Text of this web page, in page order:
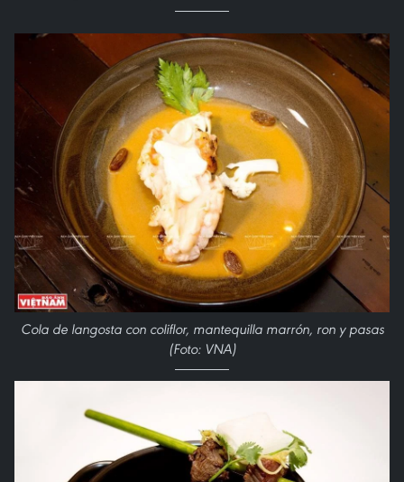
Cola de langosta con coliflor, mantequilla marrón, ron y pasas
(Foto: VNA)